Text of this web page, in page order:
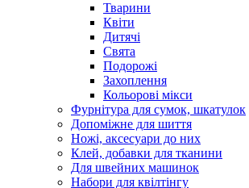
Тварини
Квіти
Дитячі
Свята
Подорожі
Захоплення
Кольорові мікси
Фурнітура для сумок, шкатулок
Допоміжне для шиття
Ножі, аксесуари до них
Клей, добавки для тканини
Для швейних машинок
Набори для квілтінгу